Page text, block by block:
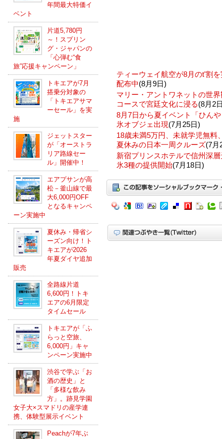
年間最大特価イ
ベント
片道5,780円
～！スプリン
グ・ジャパンの
「心弾む“食
旅”応援キャンペーン」
トキエアが7月
搭乗分対象の
「トキエアサマ
ーセール」を実
施
ジェットスター
が「オーストラ
リア路線セー
ル」開催中！
エアプサンが高
松－釜山線で最
大6,000円OFF
となるキャンペ
ーン実施中
夏休み・帰省シ
ーズン向け！ト
キエアが2026
年夏ダイヤ追加
販売
全路線片道
6,600円！トキ
エアの6月限定
タイムセール
トキエアが「ふ
らっと空旅、
6,000円」キャ
ンペーン実施中
渋谷で学ぶ「お
酒の歴史」と
「多様な飲み
方」。跡見学園
女子大×スマドリの産学連
携、体験型展示イベント
Peachが7年ぶ
ティーウェイ航空が8月のt'割
配布中(8月9日)
マリー・アントワネットの世
コースで宮廷文化に浸る(8月2
8月7日から夏イベント「ひん
氷オブジェ出現(7月25日)
18歳未満5万円、未就学児無料
夏休みの日本一周クルーズ(7月
新宿プリンスホテルで信州深
氷3種の提供開始(7月18日)